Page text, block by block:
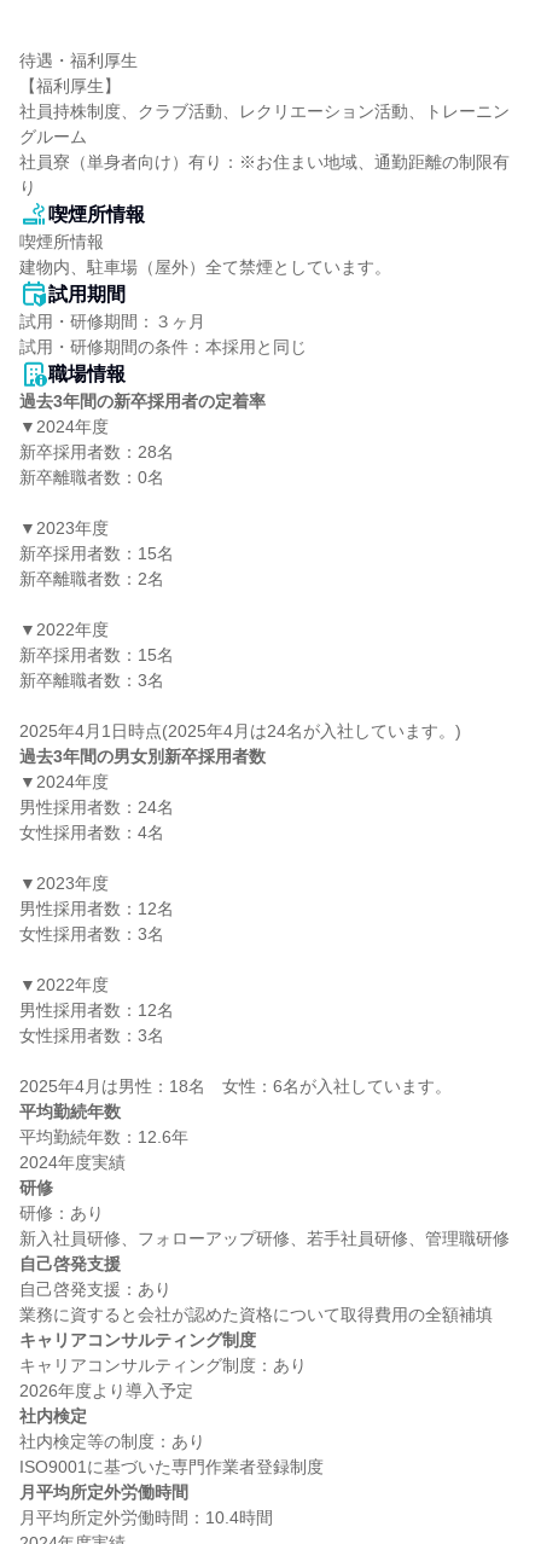
待遇・福利厚生
【福利厚生】
社員持株制度、クラブ活動、レクリエーション活動、トレーニン
グルーム
社員寮（単身者向け）有り：※お住まい地域、通勤距離の制限有
り
喫煙所情報
喫煙所情報
建物内、駐車場（屋外）全て禁煙としています。
試用期間
試用・研修期間：３ヶ月
職場情報
過去3年間の新卒採用者の定着率
▼2024年度
新卒採用者数：28名
新卒離職者数：0名
▼2023年度
新卒採用者数：15名
新卒離職者数：2名
▼2022年度
新卒採用者数：15名
新卒離職者数：3名
過去3年間の男女別新卒採用者数
▼2024年度
男性採用者数：24名
女性採用者数：4名
▼2023年度
男性採用者数：12名
女性採用者数：3名
▼2022年度
男性採用者数：12名
女性採用者数：3名
平均勤続年数
平均勤続年数：12.6年
研修
研修：あり
自己啓発支援
自己啓発支援：あり
キャリアコンサルティング制度
キャリアコンサルティング制度：あり
社内検定
社内検定等の制度：あり
月平均所定外労働時間
月平均所定外労働時間：10.4時間